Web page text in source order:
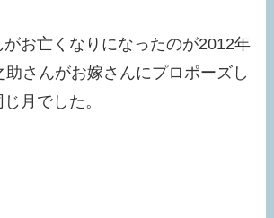
お亡くなりになったのが2012年
助さんがお嫁さんにプロポーズし
月でした。